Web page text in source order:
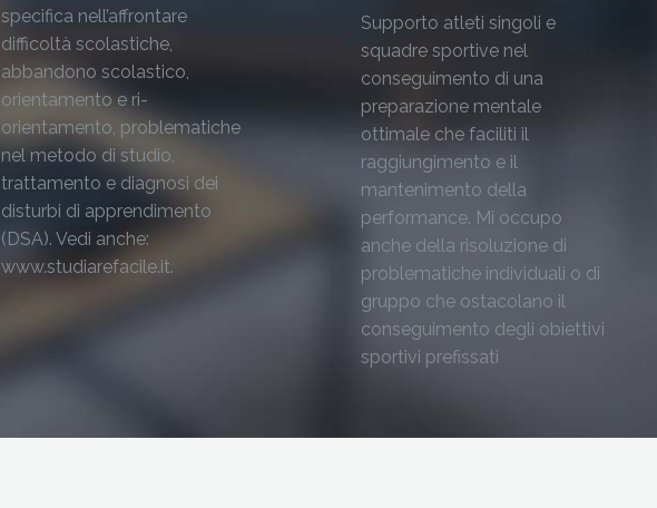
specifica nell’affrontare
difficoltà scolastiche,
abbandono scolastico,
orientamento e ri-
orientamento, problematiche
nel metodo di studio,
trattamento e diagnosi dei
disturbi di apprendimento
(DSA). Vedi anche:
www.studiarefacile.it.
Supporto atleti singoli e
squadre sportive nel
conseguimento di una
preparazione mentale
ottimale che faciliti il
raggiungimento e il
mantenimento della
performance. Mi occupo
anche della risoluzione di
problematiche individuali o di
gruppo che ostacolano il
conseguimento degli obiettivi
sportivi prefissati